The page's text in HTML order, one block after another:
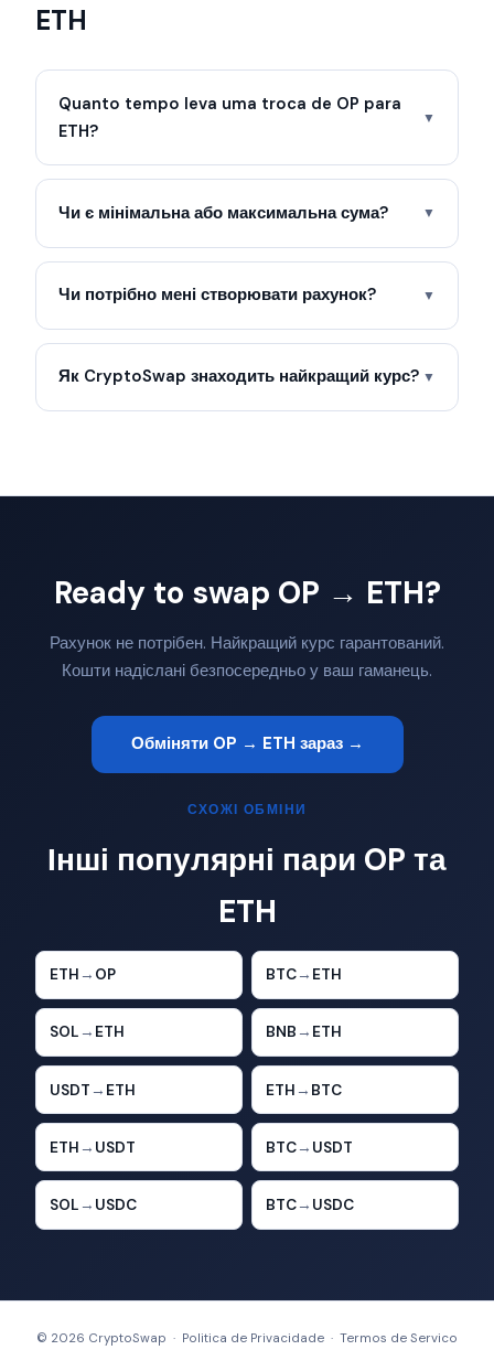
ETH
Quanto tempo leva uma troca de OP para
ETH?
▼
Чи є мінімальна або максимальна сума? ▼
Чи потрібно мені створювати рахунок? ▼
Як CryptoSwap знаходить найкращий курс? ▼
Ready to swap OP → ETH?
Рахунок не потрібен. Найкращий курс гарантований.
Кошти надіслані безпосередньо у ваш гаманець.
Обміняти OP → ETH зараз →
СХОЖІ ОБМІНИ
Інші популярні пари OP та
ETH
ETH → OP BTC→ ETH
SOL → ETH BNB → ETH
USDT → ETH ETH → BTC
ETH → USDT BTC→ USDT
SOL → USDC BTC→ USDC
© 2026 CryptoSwap · Politica de Privacidade · Termos de Servico